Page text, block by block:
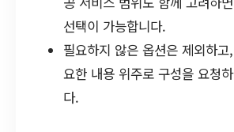
선택이 가능합니다.
필요하지 않은 옵션은 제외하
요한 내용 위주로 구성을 요청
다.